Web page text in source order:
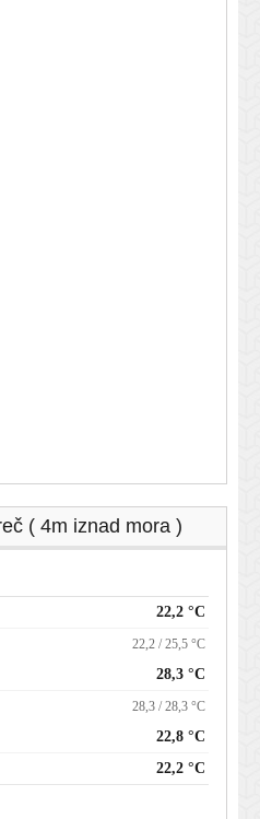
( 4m iznad mora )
22,2 °C
22,2 / 25,5 °C
28,3 °C
28,3 / 28,3 °C
22,8 °C
22,2 °C